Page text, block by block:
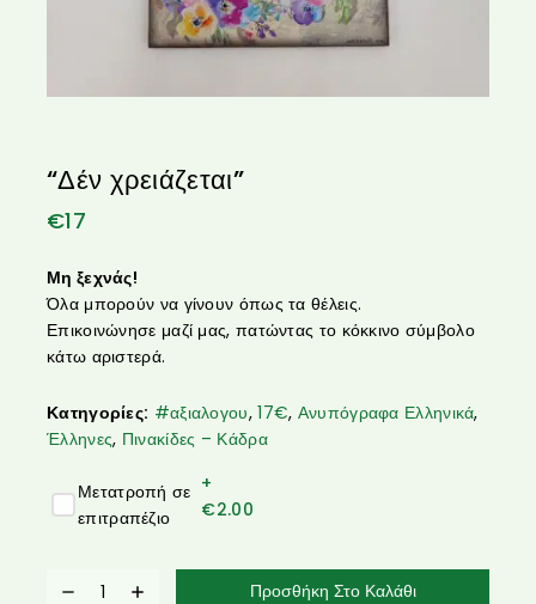
“Δέν χρειάζεται”
€17
Μη ξεχνάς!
Όλα μπορούν να γίνουν όπως τα θέλεις.
Επικοινώνησε μαζί μας, πατώντας το κόκκινο σύμβολο
κάτω αριστερά.
Κατηγορίες: #αξιαλογου,17€, Ανυπόγραφα Ελληνικά,
Έλληνες, Πινακίδες – Κάδρα
Μετατροπή σε
επιτραπέζιο
+
€2.00
Προσθήκη Στο Καλάθι